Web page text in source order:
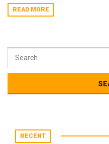
READ MORE
RECENT